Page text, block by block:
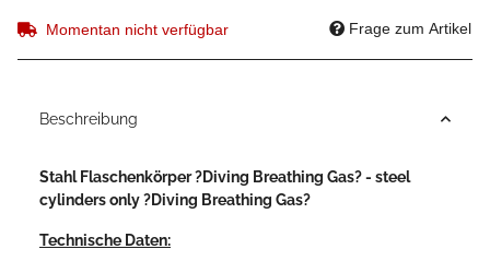
Momentan nicht verfügbar Frage zum Artikel
Beschreibung
Stahl Flaschenkörper ?Diving Breathing Gas? - steel
cylinders only ?Diving Breathing Gas?
Technische Daten: